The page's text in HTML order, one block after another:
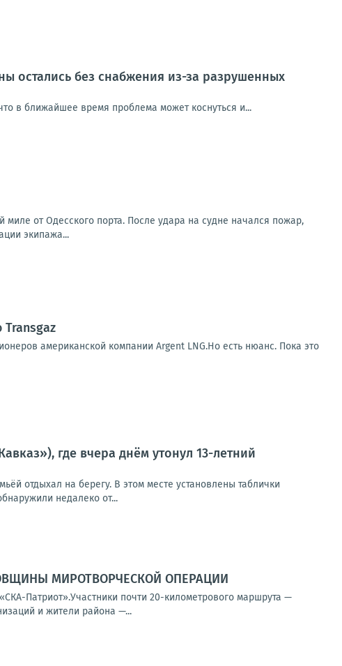
остались без снабжения из-за разрушенных
в ближайшее время проблема может коснуться и...
от Одесского порта. После удара на судне начался пожар,
экипажа...
американской компании Argent LNG.Но есть нюанс. Пока это
где вчера днём утонул 13-летний
отдыхал на берегу. В этом месте установлены таблички
недалеко от...
МИРОТВОРЧЕСКОЙ ОПЕРАЦИИ
Патриот».Участники почти 20-километрового маршрута —
и жители района —...